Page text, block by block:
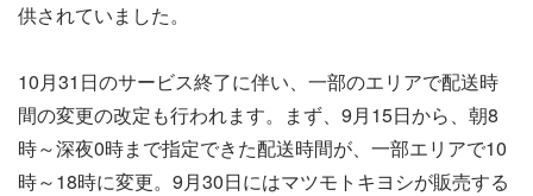
供されていました。
10月31日のサービス終了に伴い、一部のエリアで配送時
間の変更の改定も行われます。まず、9月15日から、朝8
時～深夜0時まで指定できた配送時間が、一部エリアで10
時～18時に変更。9月30日にはマツモトキヨシが販売する